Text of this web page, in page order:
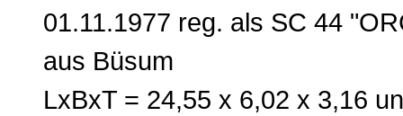
01.11.1977 reg. als SC 44
aus Büsum
LxBxT = 24,55 x 6,02 x 3,16